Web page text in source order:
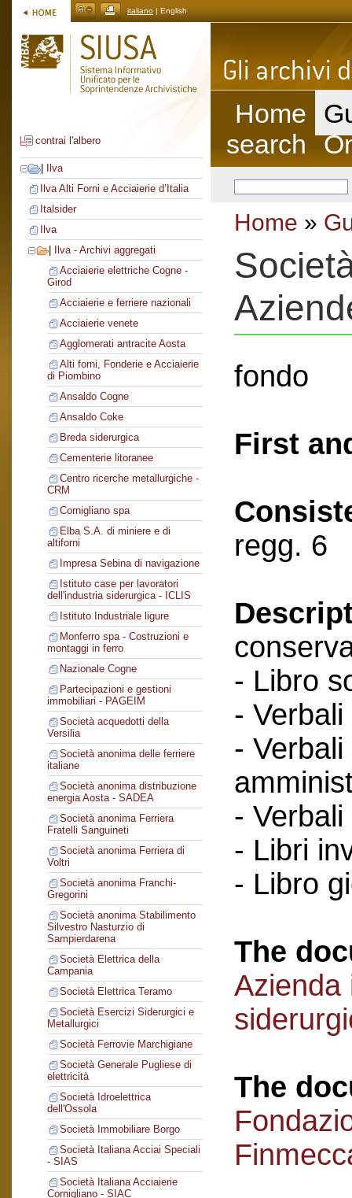
italiano | English
contrai l'albero
Ilva
Ilva Alti Forni e Acciaierie d’Italia
Italsider
Ilva
Ilva - Archivi aggregati
Acciaierie elettriche Cogne -
Girod
Acciaierie e ferriere nazionali
Acciaierie venete
Agglomerati antracite Aosta
Alti forni, Fonderie e Acciaierie
di Piombino
Ansaldo Cogne
Ansaldo Coke
Breda siderurgica
Cementerie litoranee
Centro ricerche metallurgiche -
CRM
Cornigliano spa
Elba S.A. di miniere e di
altiforni
Impresa Sebina di navigazione
Istituto case per lavoratori
dell'industria siderurgica - ICLIS
Istituto Industriale ligure
Monferro spa - Costruzioni e
montaggi in ferro
Nazionale Cogne
Partecipazioni e gestioni
immobiliari - PAGEIM
Società acquedotti della
Versilia
Società anonima delle ferriere
italiane
Società anonima distribuzione
energia Aosta - SADEA
Società anonima Ferriera
Fratelli Sanguineti
Società anonima Ferriera di
Voltri
Società anonima Franchi-
Gregorini
Società anonima Stabilimento
Silvestro Nasturzio di
Sampierdarena
Società Elettrica della
Campania
Società Elettrica Teramo
Società Esercizi Siderurgici e
Metallurgici
Società Ferrovie Marchigiane
Società Generale Pugliese di
elettricità
Società Idroelettrica
dell'Ossola
Società Immobiliare Borgo
Società Italiana Acciai Speciali
- SIAS
Società Italiana Acciaierie
Cornigliano - SIAC
Home
search
Home »
fondo
First
regg. 6
- Libro
-
-
-
- Libri
- Libro
The
Azienda
The